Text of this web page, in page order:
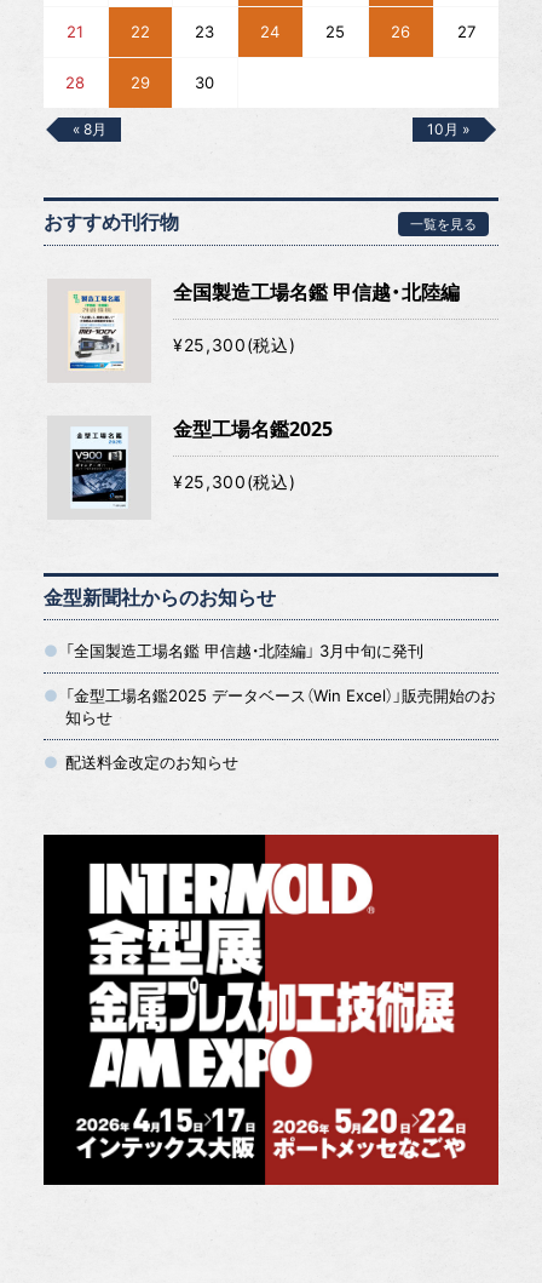
21 22 23 24 25 26 27
28 29 30
« 8月 10月 »
おすすめ刊行物 一覧を見る
全国製造工場名鑑 甲信越・北陸編
¥25,300(税込)
金型工場名鑑2025
¥25,300(税込)
金型新聞社からのお知らせ
「全国製造工場名鑑 甲信越・北陸編」 3月中旬に発刊
「金型工場名鑑2025 データベース（Win Excel）」販売開始のお
知らせ
配送料金改定のお知らせ